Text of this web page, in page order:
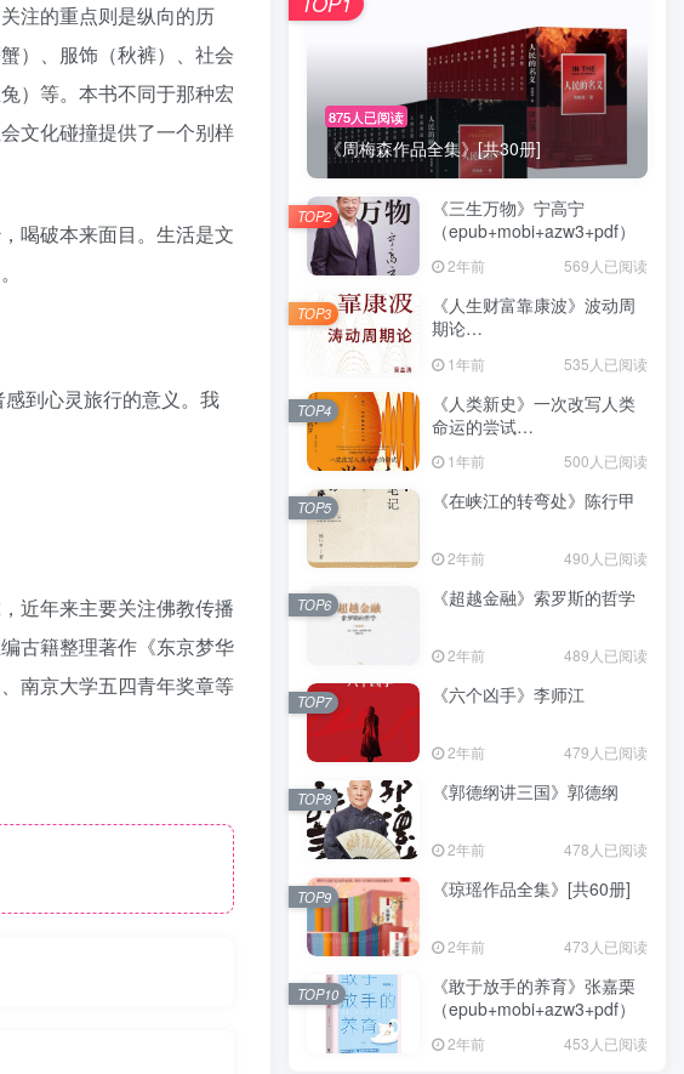
注的重点则是纵向的历
）、服饰（秋裤）、社会
）等。本书不同于那种宏
文化碰撞提供了一个别样
喝破本来面目。生活是文
到心灵旅行的意义。我
近年来主要关注佛教传播
古籍整理著作《东京梦华
南京大学五四青年奖章等
875人已阅读
《周梅森作品全集》[共30册]
《三生万物》宁高宁
（epub+mobi+azw3+pdf）
2年前 569人已阅读
TOP2
《人生财富靠康波》波动周
期论
1年前 535人已阅读
TOP3
《人类新史》一次改写人类
命运的尝试
1年前 500人已阅读
TOP4
《在峡江的转弯处》陈行甲
2年前 490人已阅读
TOP5
《超越金融》索罗斯的哲学
2年前 489人已阅读
TOP6
《六个凶手》李师江
2年前 479人已阅读
TOP7
《郭德纲讲三国》郭德纲
2年前 478人已阅读
TOP8
《琼瑶作品全集》[共60册]
2年前 473人已阅读
TOP9
《敢于放手的养育》张嘉栗
（epub+mobi+azw3+pdf）
2年前 453人已阅读
TOP10